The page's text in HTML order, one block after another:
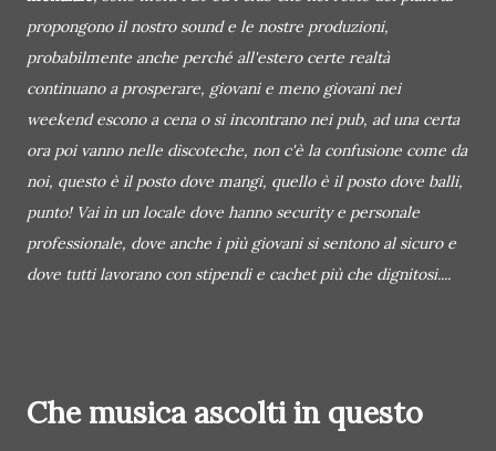
propongono il nostro sound e le nostre produzioni,
probabilmente anche perché all'estero certe realtà
continuano a prosperare, giovani e meno giovani nei
weekend escono a cena o si incontrano nei pub, ad una certa
ora poi vanno nelle discoteche, non c'è la confusione come da
noi, questo è il posto dove mangi, quello è il posto dove balli,
punto! Vai in un locale dove hanno security e personale
professionale, dove anche i più giovani si sentono al sicuro e
dove tutti lavorano con stipendi e cachet più che dignitosi....
Che musica ascolti in questo